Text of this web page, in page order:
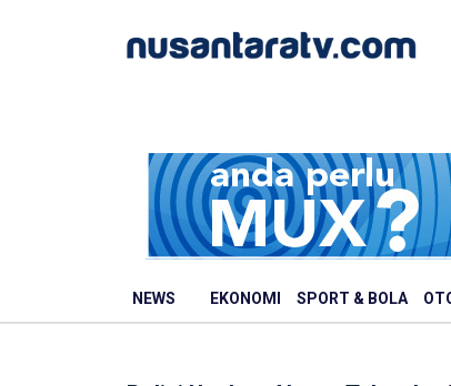
NEWS EKONOMI SPORT & BOLA